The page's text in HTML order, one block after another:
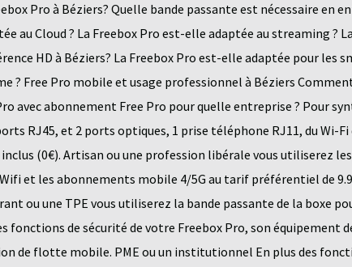
Pro à Béziers? Quelle bande passante est nécessaire en
au Cloud ? La Freebox Pro est-elle adaptée au streaming ?
HD à Béziers? La Freebox Pro est-elle adaptée pour les
? Free Pro mobile et usage professionnel à Béziers
avec abonnement Free Pro pour quelle entreprise ? Pour
RJ45, et 2 ports optiques, 1 prise téléphone RJ11, du Wi-
(0€). Artisan ou une profession libérale vous utiliserez
Wifi et les abonnements mobile 4/5G au tarif préférentiel de
ou une TPE vous utiliserez la bande passante de la boxe
fonctions de sécurité de votre Freebox Pro, son équipement
de flotte mobile. PME ou un institutionnel En plus des